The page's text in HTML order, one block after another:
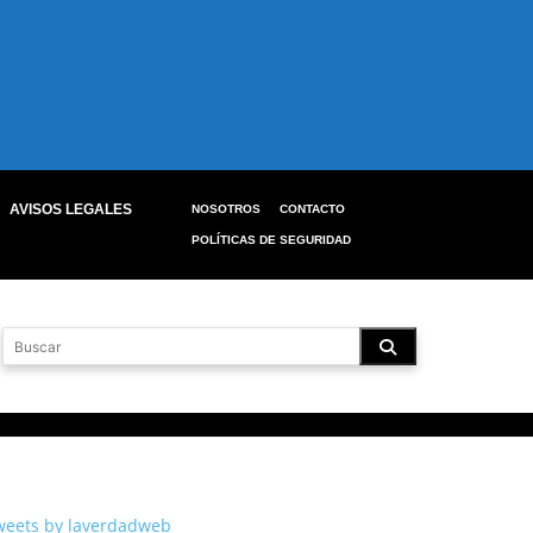
AVISOS LEGALES
NOSOTROS CONTACTO
POLÍTICAS DE SEGURIDAD
by laverdadweb